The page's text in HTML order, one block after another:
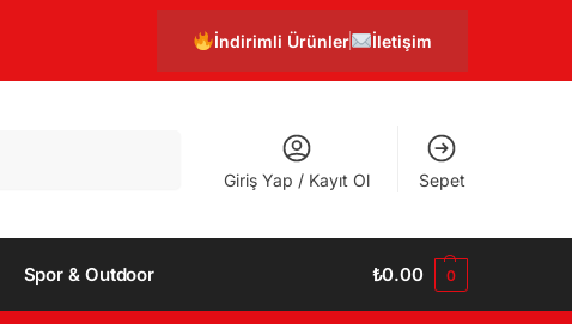
İndirimli Ürünler İletişim
Giriş Yap / Kayıt Ol Sepet
Spor & Outdoor ₺0.00 0